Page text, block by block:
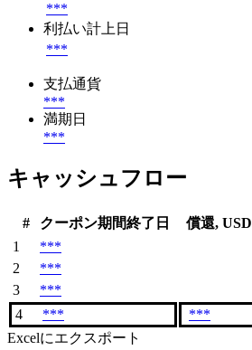
***
利払い計上日
***
支払通貨
***
満期日
***
キャッシュフロー
# クーポン期間終了日
償還, USD
1
***
2
***
3
***
4
*** ***
Excelにエクスポート